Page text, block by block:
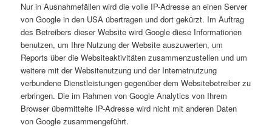
Nur in Ausnahmefällen wird die volle IP-Adresse an einen Server
von Google in den USA übertragen und dort gekürzt. Im Auftrag
des Betreibers dieser Website wird Google diese Informationen
benutzen, um Ihre Nutzung der Website auszuwerten, um
Reports über die Websiteaktivitäten zusammenzustellen und um
weitere mit der Websitenutzung und der Internetnutzung
verbundene Dienstleistungen gegenüber dem Websitebetreiber zu
erbringen. Die im Rahmen von Google Analytics von Ihrem
Browser übermittelte IP-Adresse wird nicht mit anderen Daten
von Google zusammengeführt.